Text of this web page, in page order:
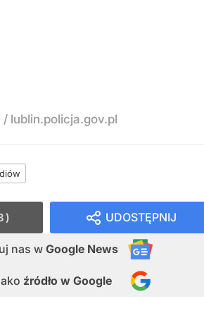
/ lublin.policja.gov.pl
UDOSTĘPNIJ
nas w Google News
źródło w Google